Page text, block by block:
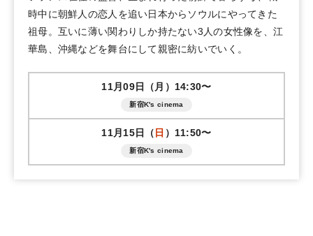
時中に朝鮮人の恋人を追い日本からソウルにやってきた
祖母。互いに薄い関わりしか持たない3人の女性像を、江
華島、沖縄などを舞台にして親密に紡いでいく。
11月09日（月）14:30〜
新宿K's cinema
11月15日（ 日 ）11:50〜
新宿K's cinema